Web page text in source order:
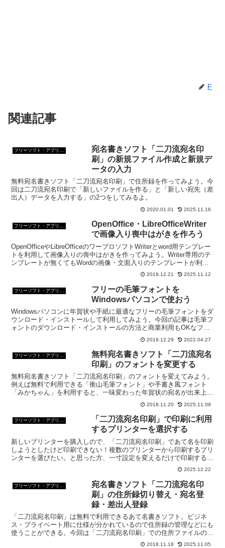
F
関連記事
フリーソフト・アプリ・Webサービス
宛名書きソフト「二刀流宛名印
刷」の新規ファイル作成と新規デ
ータの入力
無料宛名書きソフト「二刀流宛名印刷」で住所録を作ってみよう。今
回は二刀流宛名印刷で「新しいファイルを作る」と「新しい宛先（差
出人）データを入力する」の2つをしてみるよ。
2020.01.01 2025.11.16
OpenOffice・LibreOfficeWriter
で画像入り喪中はがきを作ろう
OpenOfficeやLibreOfficeのワープロソフトWriterとword用テンプレー
トを利用して画像入りの喪中はがきを作ってみよう。Writer専用のテ
ンプレートが無くてもWordの画像・文面入りのテンプレートが利用
2019.12.21 2025.11.12
フリーの毛筆フォントを
Windowsパソコンで使おう
Windowsパソコンに年賀状や手紙に最適なフリーの毛筆フォントをダ
ウンロード・インストールして利用してみよう。今回の記事は毛筆フ
ォントのダウンロード・インストールの方法と商業利用もOKなフリ
2019.12.29 2022.04.27
フリーソフト・アプリ・Webサービス
無料宛名書きソフト「二刀流宛名
印刷」のフォントを変更する
無料宛名書きソフト「二刀流宛名印刷」のフォントを変えてみよう。
例えば無料で利用できる「衡山毛筆フォント」や手書き風フォント
「みかちゃん」を利用すると、一味変わった年賀状の宛名が出来上が
2018.11.20 2025.11.09
フリーソフト・アプリ・Webサービス
「二刀流宛名印刷」で印刷に利用
するプリンターを選択する
新しいプリンターを購入しので、「二刀流宛名印刷」であて名を印刷
しようとしたけど印刷できない！複数のプリンターから印刷するプリ
ンターを選びたい。と思った方、一寸設定を変えるだけで印刷するプ
2025.12.22
宛名書きソフト「二刀流宛名印
刷」の住所録切り替え・宛名登
録・差出人登録
「二刀流宛名印刷」は無料で利用できるあて名書きソフト。ビジネ
ス・プライベート用に仕様が分かれているので住所録の管理などにも
使うことができる。今回は「二刀流宛名印刷」での住所ファイルの開
き方や住所録の作り方、宛先・差出人の入力についてのメモ。
2018.11.18 2025.11.05